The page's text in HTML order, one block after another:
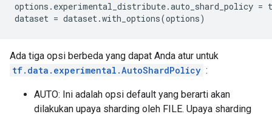
options . experimental_distribute.auto_shard_policy =
dataset = dataset.with_options(options)
Ada tiga opsi berbeda yang dapat Anda atur untuk
tf.data.experimental.AutoShardPolicy :
AUTO: Ini adalah opsi default yang berarti akan
dilakukan upaya sharding oleh FILE. Upaya sharding